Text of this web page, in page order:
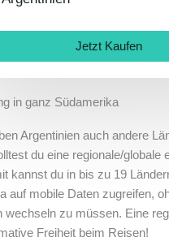
Jetzt Kaufen
in ganz Südamerika
Argentinien auch andere
du eine regionale/globale
kannst du in bis zu 19
auf mobile Daten zugreifen,
wechseln zu müssen. Eine
Freiheit beim Reisen!